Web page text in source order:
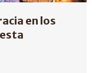
en los